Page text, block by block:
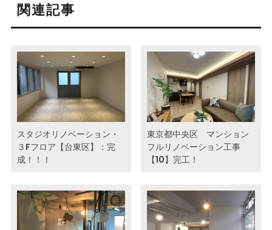
関連記事
スタジオリノベーション・
３Fフロア【台東区】：完
成！！！
東京都中央区 マンション
フルリノベーション工事
【10】完工！